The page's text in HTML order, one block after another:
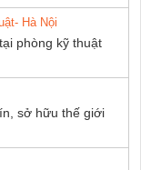
Hà Nội
phòng kỹ thuật
sở hữu thế giới